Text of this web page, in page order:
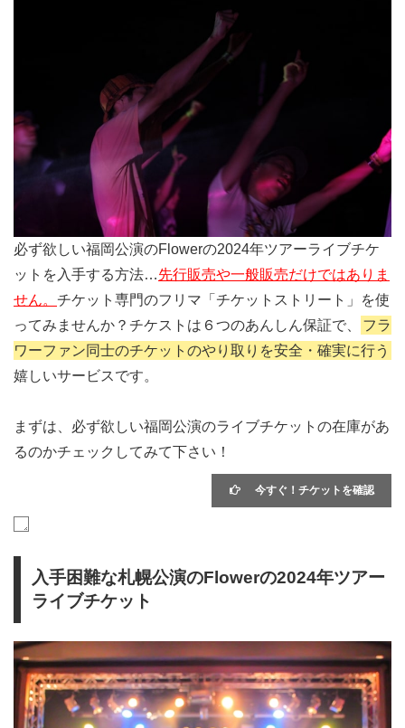
必ず欲しい福岡公演のFlowerの2024年ツアーライブチケ
ットを入手する方法…先行販売や一般販売だけではありま
せん。 チケット専門のフリマ「チケットストリート」を使
ってみませんか？チケストは６つのあんしん保証で、
フラ
ワーファン同士のチケットのやり取りを安全・確実に行う
嬉しいサービスです。
まずは、必ず欲しい福岡公演のライブチケットの在庫があ
るのかチェックしてみて下さい！
今すぐ！チケットを確認
入手困難な札幌公演のFlowerの2024年ツアー
ライブチケット